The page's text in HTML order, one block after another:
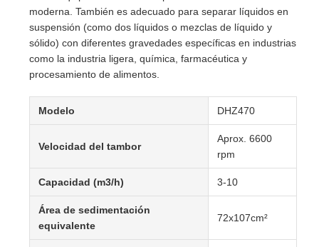
moderna. También es adecuado para separar líquidos en
suspensión (como dos líquidos o mezclas de líquido y
sólido) con diferentes gravedades específicas en industrias
como la industria ligera, química, farmacéutica y
procesamiento de alimentos.
Modelo DHZ470
Velocidad del tambor
Aprox. 6600
rpm
Capacidad (m3/h) 3-10
Área de sedimentación
equivalente
72x107cm²